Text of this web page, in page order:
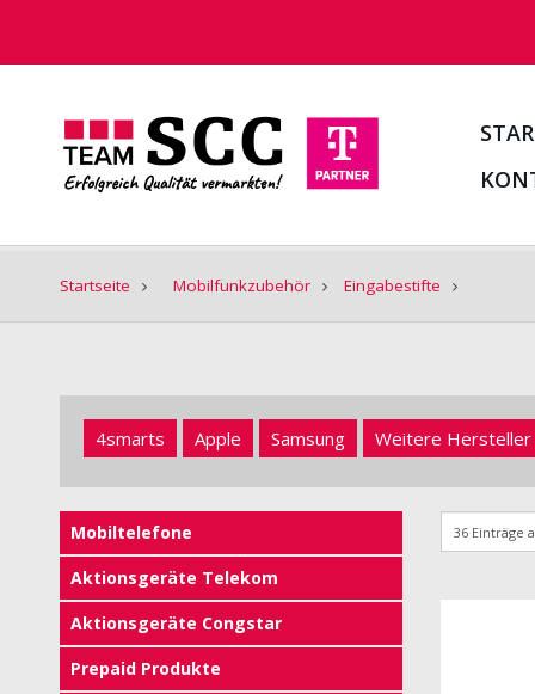
Startseite Mobilfunkzubehör Eingabestifte
4smarts Apple Samsung Weitere Hersteller
Mobiltelefone
Aktionsgeräte Telekom
Aktionsgeräte Congstar
Prepaid Produkte